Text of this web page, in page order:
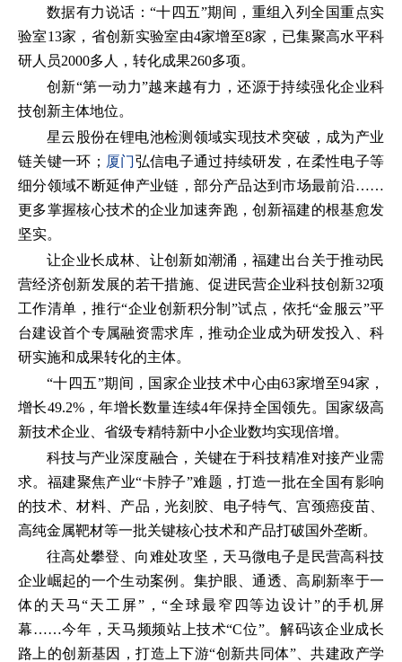
数据有力说话：“十四五”期间，重组入列全国重点实
验室13家，省创新实验室由4家增至8家，已集聚高水平科
研人员2000多人，转化成果260多项。
创新“第一动力”越来越有力，还源于持续强化企业科
技创新主体地位。
星云股份在锂电池检测领域实现技术突破，成为产业
链关键一环； 厦门弘信电子通过持续研发，在柔性电子等
细分领域不断延伸产业链，部分产品达到市场最前沿……
更多掌握核心技术的企业加速奔跑，创新福建的根基愈发
坚实。
让企业长成林、让创新如潮涌，福建出台关于推动民
营经济创新发展的若干措施、促进民营企业科技创新32项
工作清单，推行“企业创新积分制”试点，依托“金服云”平
台建设首个专属融资需求库，推动企业成为研发投入、科
研实施和成果转化的主体。
“十四五”期间，国家企业技术中心由63家增至94家，
增长49.2%，年增长数量连续4年保持全国领先。国家级高
新技术企业、省级专精特新中小企业数均实现倍增。
科技与产业深度融合，关键在于科技精准对接产业需
求。福建聚焦产业“卡脖子”难题，打造一批在全国有影响
的技术、材料、产品，光刻胶、电子特气、宫颈癌疫苗、
高纯金属靶材等一批关键核心技术和产品打破国外垄断。
往高处攀登、向难处攻坚，天马微电子是民营高科技
企业崛起的一个生动案例。集护眼、通透、高刷新率于一
体的天马“天工屏”，“全球最窄四等边设计”的手机屏
幕……今年，天马频频站上技术“C位”。解码该企业成长
路上的创新基因，打造上下游“创新共同体”、共建政产学